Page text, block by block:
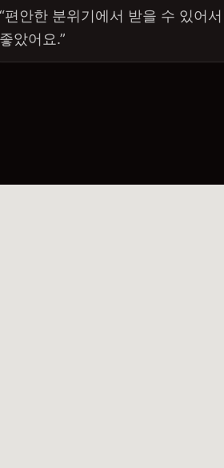
“편안한 분위기에서 받을 수 있어서
좋았어요.”